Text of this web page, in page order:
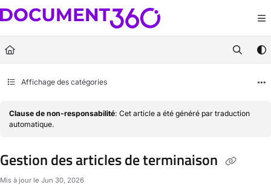
Documentation Index
Fetch the complete documentation index at:https://docs.document360.com/
Use this file to discover all available pages before exploring further.
Affichage des catégories
Clause de non-responsabilité: Cet article a été généré par traduction
automatique.
Gestion des articles de terminaison
Mis à jour le Jun 30, 2026